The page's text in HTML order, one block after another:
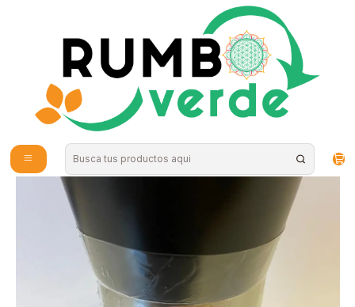
Envío gratis por compras sobre los 59.990 en la provincia de Santiago
Sal Premiun de Mix Finas Hierbas 160g Puerto Atacama